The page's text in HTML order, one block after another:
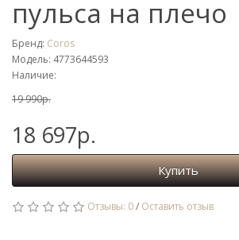
пульса на плечо
Бренд: Coros
Модель: 4773644593
Наличие:
19 990р.
18 697р.
Купить
Отзывы: 0/ Оставить отзыв